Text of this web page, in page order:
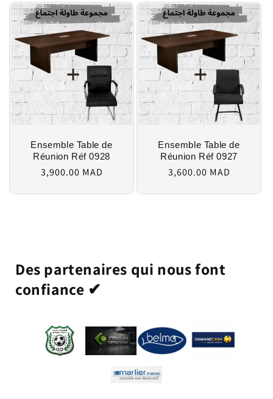
Ensemble Table de
Réunion Réf 0928
Prix
habituel
3,900.00 MAD
Ensemble Table de
Réunion Réf 0927
Prix
habituel
3,600.00 MAD
Des partenaires qui nous font
confiance ✔